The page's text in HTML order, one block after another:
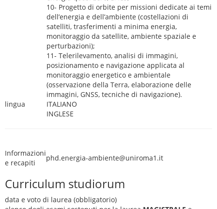
10- Progetto di orbite per missioni dedicate ai temi
dell’energia e dell’ambiente (costellazioni di
satelliti, trasferimenti a minima energia,
monitoraggio da satellite, ambiente spaziale e
perturbazioni);
11- Telerilevamento, analisi di immagini,
posizionamento e navigazione applicata al
monitoraggio energetico e ambientale
(osservazione della Terra, elaborazione delle
immagini, GNSS, tecniche di navigazione).
lingua
ITALIANO
INGLESE
Informazioni
e recapiti
phd.energia-ambiente@uniroma1.it
Curriculum studiorum
data e voto di laurea (obbligatorio)